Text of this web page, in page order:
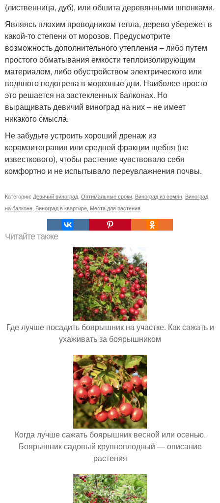
(лиственница, дуб), или обшита деревянными шпонками.
Являясь плохим проводником тепла, дерево убережет в
какой-то степени от морозов. Предусмотрите
возможность дополнительного утепления – либо путем
простого обматывания емкости теплоизолирующим
материалом, либо обустройством электрического или
водяного подогрева в морозные дни. Наиболее просто
это решается на застекленных балконах. Но
выращивать девичий виноград на них – не имеет
никакого смысла.
Не забудьте устроить хороший дренаж из
керамзитогравия или средней фракции щебня (не
известкового), чтобы растение чувствовало себя
комфортно и не испытывало переувлажнения почвы.
Категории: Девичий виноград Оптимальные сроки Виноград из семян Виноград
на балконе Виноград в квартире Места для растения
Читайте также
Где лучше посадить боярышник на участке. Как сажать и
ухаживать за боярышником
Когда лучше сажать боярышник весной или осенью.
Боярышник садовый крупноплодный — описание
растения